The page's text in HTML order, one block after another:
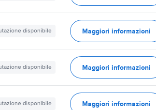
disponibile Maggiori informazioni
disponibile Maggiori informazioni
disponibile Maggiori informazioni